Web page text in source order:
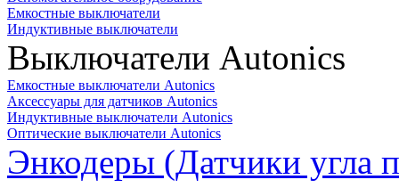
Емкостные выключатели
Индуктивные выключатели
Выключатели Autonics
Емкостные выключатели Autonics
Аксессуары для датчиков Autonics
Индуктивные выключатели Autonics
Оптические выключатели Autonics
Энкодеры (Датчики угла